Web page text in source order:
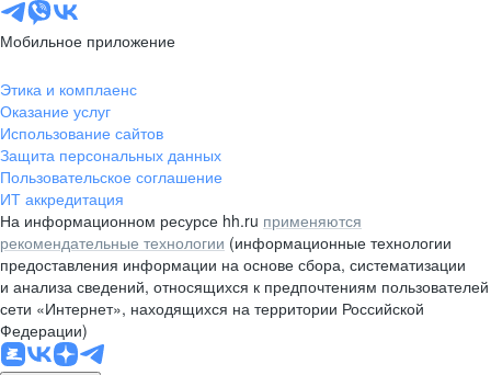
Мобильное приложение
Этика и комплаенс
Оказание услуг
Использование сайтов
Защита персональных данных
Пользовательское соглашение
ИТ аккредитация
На информационном ресурсе hh.ru применяются
рекомендательные технологии (информационные технологии
предоставления информации на основе сбора, систематизации
и анализа сведений, относящихся к предпочтениям пользователей
сети «Интернет», находящихся на территории Российской
Федерации)